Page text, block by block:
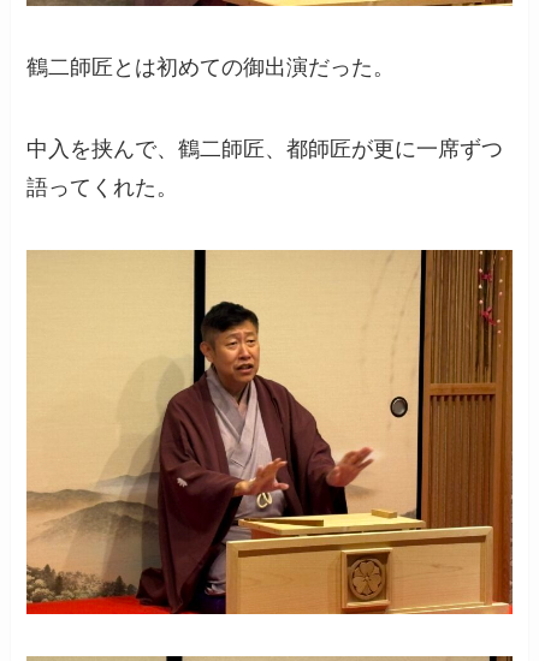
鶴二師匠とは初めての御出演だった。
中入を挟んで、鶴二師匠、都師匠が更に一席ずつ
語ってくれた。